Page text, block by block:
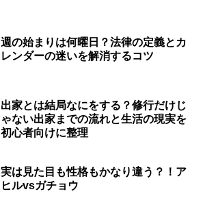
週の始まりは何曜日？法律の定義とカ
レンダーの迷いを解消するコツ
出家とは結局なにをする？修行だけじ
ゃない出家までの流れと生活の現実を
初心者向けに整理
実は見た目も性格もかなり違う？！ア
ヒルvsガチョウ